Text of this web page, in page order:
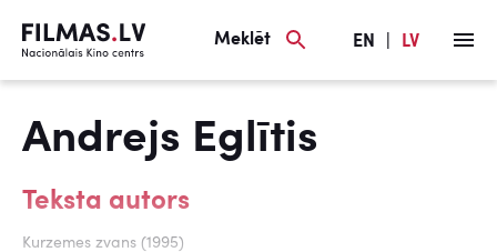
Meklēt EN LV
Andrejs Eglītis
Teksta autors
Kurzemes zvans (1995)